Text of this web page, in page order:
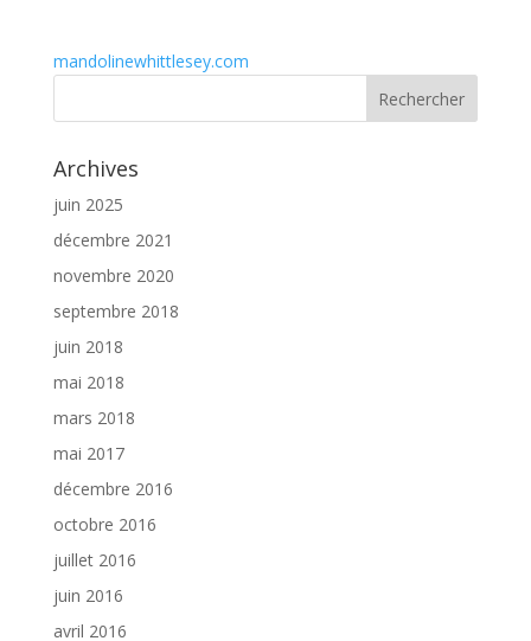
mandolinewhittlesey.com
Archives
juin 2025
décembre 2021
novembre 2020
septembre 2018
juin 2018
mai 2018
mars 2018
mai 2017
décembre 2016
octobre 2016
juillet 2016
juin 2016
avril 2016